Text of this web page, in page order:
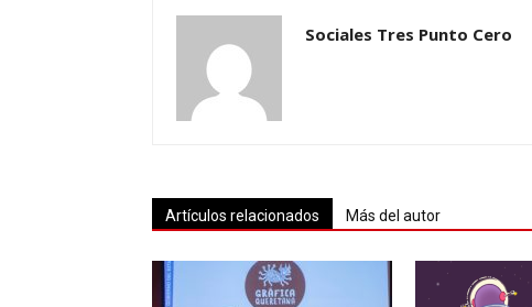
Sociales Tres Punto Cero
Artículos relacionados Más del autor